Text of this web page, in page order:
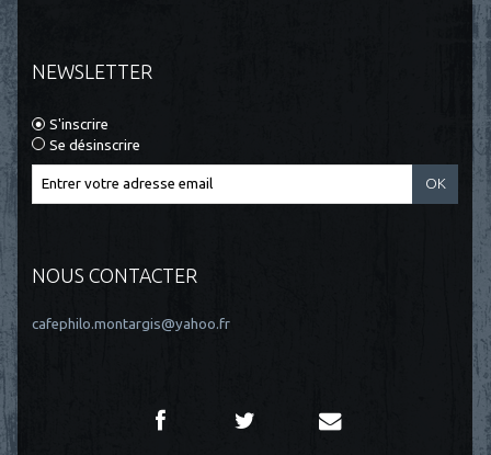
NEWSLETTER
S'inscrire
Se désinscrire
NOUS CONTACTER
cafephilo.montargis@yahoo.fr